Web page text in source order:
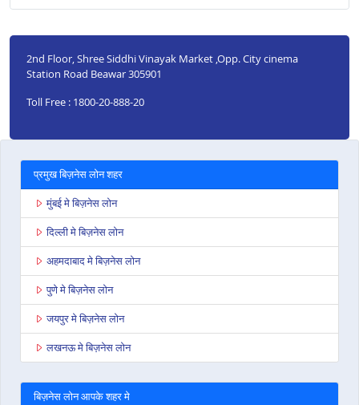
2nd Floor, Shree Siddhi Vinayak Market ,Opp. City cinema
Station Road Beawar 305901
Toll Free : 1800-20-888-20
प्रमुख बिज़नेस लोन शहर
मुंबई मे बिज़नेस लोन
दिल्ली मे बिज़नेस लोन
अहमदाबाद मे बिज़नेस लोन
पुणे मे बिज़नेस लोन
जयपुर मे बिज़नेस लोन
लखनऊ मे बिज़नेस लोन
बिज़नेस लोन आपके शहर मे